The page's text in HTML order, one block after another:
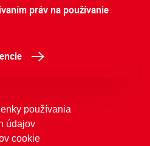
práv na používanie
používania
údajov
cookie